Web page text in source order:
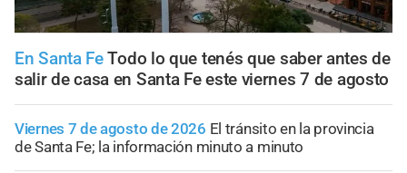
En Santa FeTodo lo que tenés que saber antes de
salir de casa en Santa Fe este viernes 7 de agosto
Viernes 7 de agosto de 2026 El tránsito en la provincia
de Santa Fe; la información minuto a minuto